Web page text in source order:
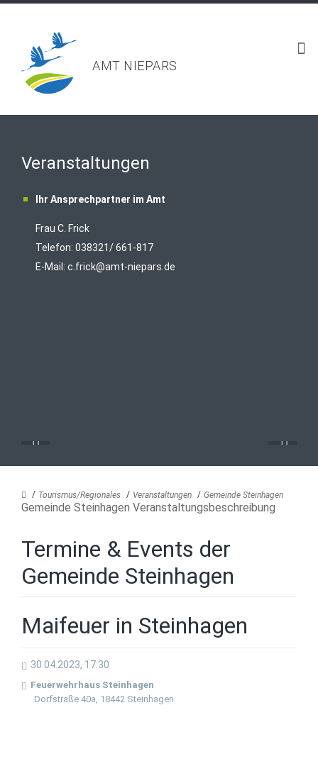
AMT NIEPARS
Veranstaltungen
Ihr Ansprechpartner im Amt
Frau C. Frick
Telefon: 038321/ 661-817
E-Mail: c.frick@amt-niepars.de
Tourismus/Regionales Veranstaltungen Gemeinde Steinhagen
Gemeinde Steinhagen Veranstaltungsbeschreibung
Termine & Events der
Gemeinde Steinhagen
Maifeuer in Steinhagen
30.04.2023, 17:30
Feuerwehrhaus Steinhagen
Dorfstraße 40a, 18442 Steinhagen